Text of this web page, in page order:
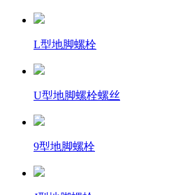
L型地脚螺栓
U型地脚螺栓螺丝
9型地脚螺栓